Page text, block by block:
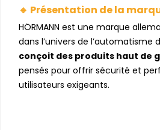
🔹 Présentation de la
HÖRMANN est une marque
dans l’univers de l’automatisme
conçoit des produits haut de
pensés pour offrir sécurité et
utilisateurs exigeants.